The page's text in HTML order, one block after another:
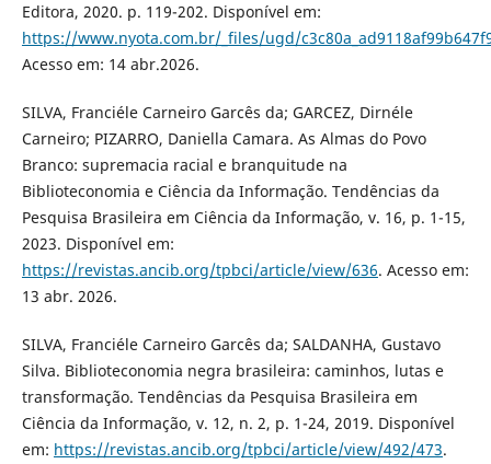
Editora, 2020. p. 119-202. Disponível em:
https://www.nyota.com.br/_files/ugd/
Acesso em: 14 abr.2026.
SILVA, Franciéle Carneiro Garcês da; GARCEZ, Dirnéle
Carneiro; PIZARRO, Daniella Camara. As Almas do Povo
Branco: supremacia racial e branquitude na
Biblioteconomia e Ciência da Informação. Tendências da
Pesquisa Brasileira em Ciência da Informação, v. 16, p. 1-15,
2023. Disponível em:
https://revistas.ancib.org/tpbci/article/view/636. Acesso em:
13 abr. 2026.
SILVA, Franciéle Carneiro Garcês da; SALDANHA, Gustavo
Silva. Biblioteconomia negra brasileira: caminhos, lutas e
transformação. Tendências da Pesquisa Brasileira em
Ciência da Informação, v. 12, n. 2, p. 1-24, 2019. Disponível
em: https://revistas.ancib.org/tpbci/article/view/492/473.